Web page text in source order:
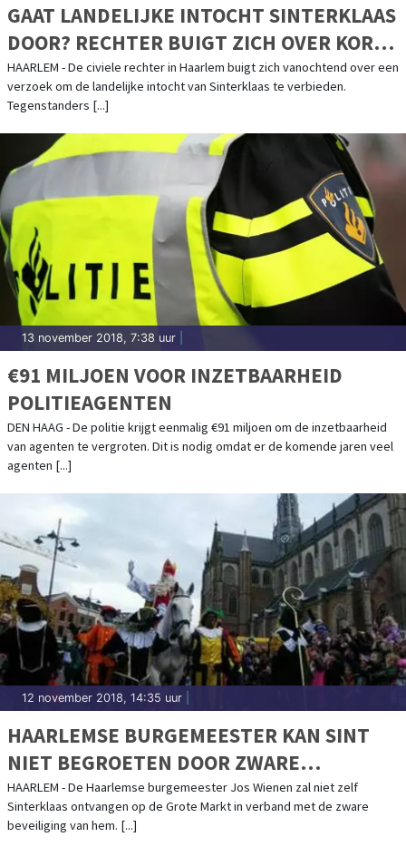
GAAT LANDELIJKE INTOCHT SINTERKLAAS
DOOR? RECHTER BUIGT ZICH OVER KORT
GEDING
HAARLEM - De civiele rechter in Haarlem buigt zich vanochtend over een
verzoek om de landelijke intocht van Sinterklaas te verbieden.
Tegenstanders [...]
13 november 2018, 7:38 uur
€91 MILJOEN VOOR INZETBAARHEID
POLITIEAGENTEN
DEN HAAG - De politie krijgt eenmalig €91 miljoen om de inzetbaarheid
van agenten te vergroten. Dit is nodig omdat er de komende jaren veel
agenten [...]
12 november 2018, 14:35 uur
HAARLEMSE BURGEMEESTER KAN SINT
NIET BEGROETEN DOOR ZWARE
BEWAKING
HAARLEM - De Haarlemse burgemeester Jos Wienen zal niet zelf
Sinterklaas ontvangen op de Grote Markt in verband met de zware
beveiliging van hem. [...]